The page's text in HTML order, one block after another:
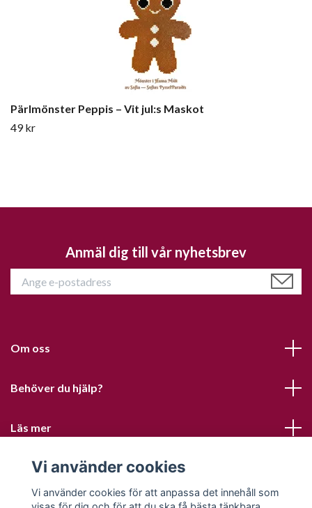
Pärlmönster Peppis – Vit jul:s Maskot
49 kr
Anmäl dig till vår nyhetsbrev
Om oss
Behöver du hjälp?
Läs mer
Sociala medier
Vi använder cookies
Vi använder cookies för att anpassa det innehåll som